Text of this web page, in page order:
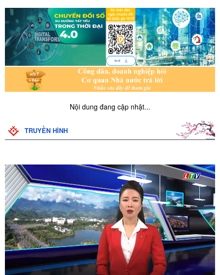
Hội nghị TXCT với người ứng cử đại biểu HĐND tỉnh, HĐND
xã nhiệm kỳ 2026 – 2031
Đoàn công tác của Văn phòng TW Đảng trao tặng nhà Đại
đoàn kết tại Sìn Hồ
Cô giáo vùng biên tâm huyết với nghề
Nội dung đang cập nhật...
TRUYỀN HÌNH
Số:16/TB-HĐND
Tên:(Thông báo chương tình công tác tháng 3 năm 2025 của